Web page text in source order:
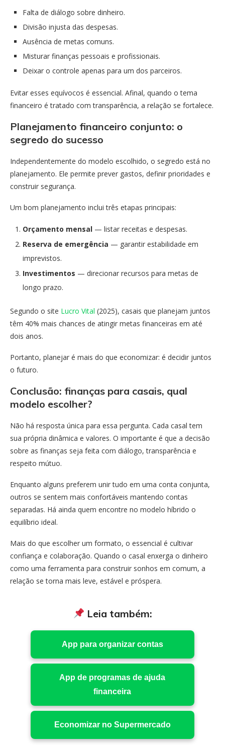
Falta de diálogo sobre dinheiro.
Divisão injusta das despesas.
Ausência de metas comuns.
Misturar finanças pessoais e profissionais.
Deixar o controle apenas para um dos parceiros.
Evitar esses equívocos é essencial. Afinal, quando o tema
financeiro é tratado com transparência, a relação se fortalece.
Planejamento financeiro conjunto: o
segredo do sucesso
Independentemente do modelo escolhido, o segredo está no
planejamento. Ele permite prever gastos, definir prioridades e
construir segurança.
Um bom planejamento inclui três etapas principais:
Orçamento mensal — listar receitas e despesas.
Reserva de emergência — garantir estabilidade em
imprevistos.
Investimentos — direcionar recursos para metas de
longo prazo.
Segundo o site Lucro Vital (2025), casais que planejam juntos
têm 40% mais chances de atingir metas financeiras em até
dois anos.
Portanto, planejar é mais do que economizar: é decidir juntos
o futuro.
Conclusão: finanças para casais, qual
modelo escolher?
Não há resposta única para essa pergunta. Cada casal tem
sua própria dinâmica e valores. O importante é que a decisão
sobre as finanças seja feita com diálogo, transparência e
respeito mútuo.
Enquanto alguns preferem unir tudo em uma conta conjunta,
outros se sentem mais confortáveis mantendo contas
separadas. Há ainda quem encontre no modelo híbrido o
equilíbrio ideal.
Mais do que escolher um formato, o essencial é cultivar
confiança e colaboração. Quando o casal enxerga o dinheiro
como uma ferramenta para construir sonhos em comum, a
relação se torna mais leve, estável e próspera.
Leia também:
App para organizar contas
App de programas de ajuda
financeira
Economizar no Supermercado